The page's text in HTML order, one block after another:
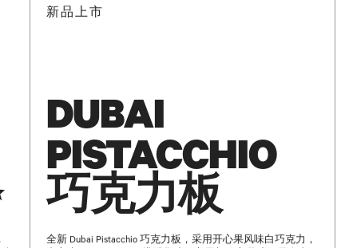
电子邮箱
新品上市
DUBAI
PISTACCHIO
巧克力板
全新 Dubai Pistacchio 巧克力板，采用开心果风味白巧克力，